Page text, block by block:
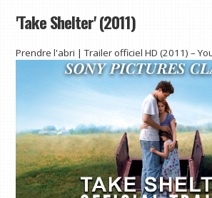
'Take Shelter' (2011)
Prendre l'abri | Trailer officiel HD (2011) –